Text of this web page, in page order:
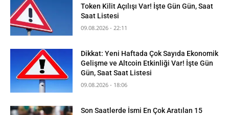
Token Kilit Açılışı Var! İşte Gün Gün, Saat
Saat Listesi
09.08.2026 - 22:11
Dikkat: Yeni Haftada Çok Sayıda Ekonomik
Gelişme ve Altcoin Etkinliği Var! İşte Gün
Gün, Saat Saat Listesi
09.08.2026 - 18:06
Son Saatlerde İsmi En Çok Aratılan 15